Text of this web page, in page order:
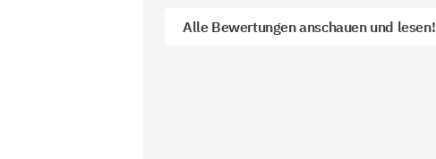
Alle Bewertungen anschauen und lesen!